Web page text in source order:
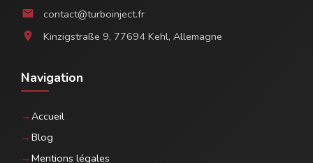
email contact@turboinject.fr
location_on Kinzigstraße 9, 77694 Kehl, Allemagne
Navigation
Accueil
Blog
Mentions légales